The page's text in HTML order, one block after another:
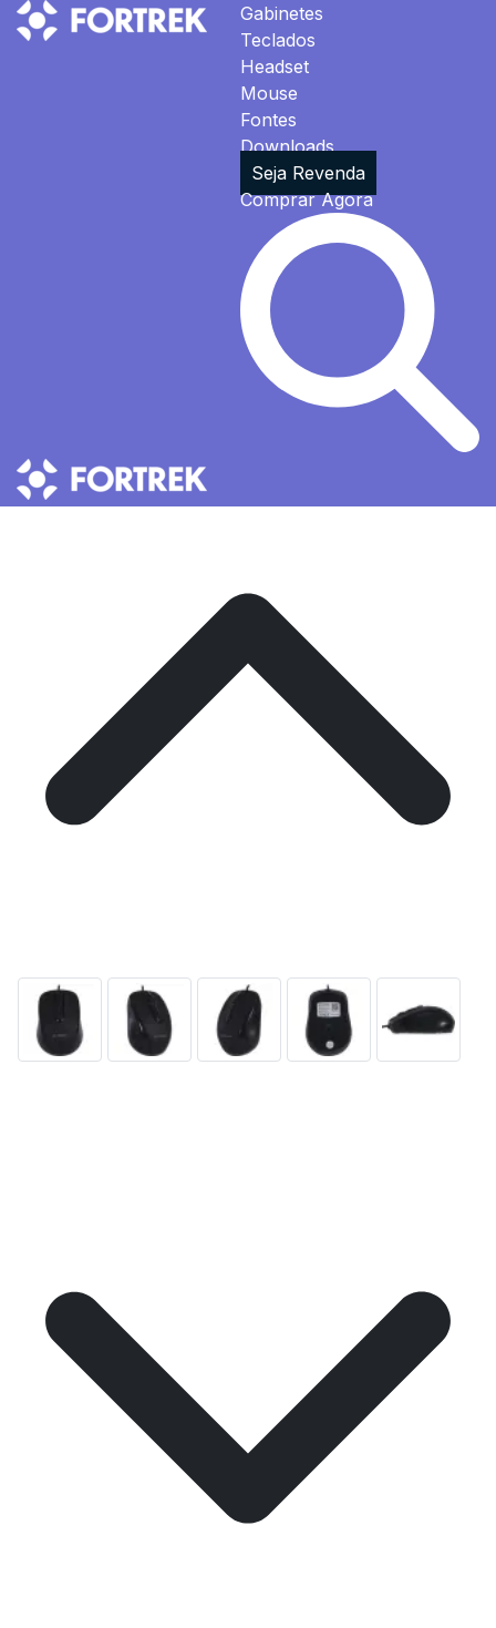
Gabinetes
Teclados
Headset
Mouse
Fontes
Downloads
Seja Revenda
Comprar Agora